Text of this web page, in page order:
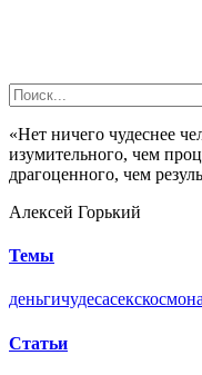
«Нет ничего чудеснее
изумительного, чем
драгоценного, чем
Алексей Горький
Темы
деньгичудесасекс
Статьи